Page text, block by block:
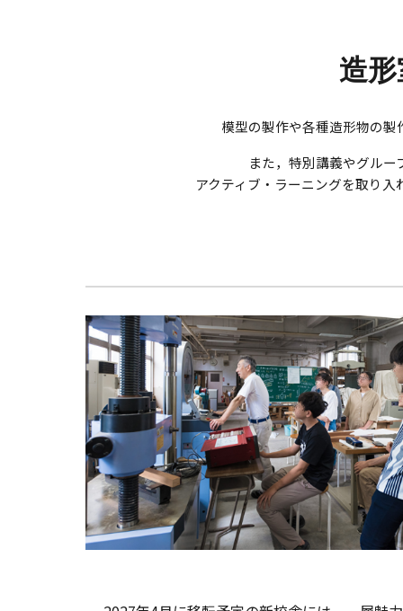
造形
模型の製作や各種造形物の
また，特別講義やグル
アクティブ・ラーニングを取り